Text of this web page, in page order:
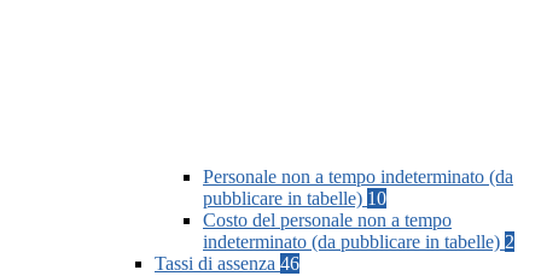
Personale non a tempo indeterminato (da
pubblicare in tabelle) 10
Costo del personale non a tempo
indeterminato (da pubblicare in tabelle) 2
Tassi di assenza 46